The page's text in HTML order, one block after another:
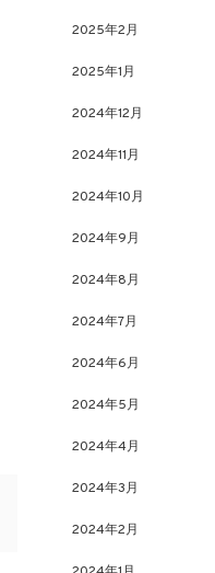
2025年2月
2025年1月
2024年12月
2024年11月
2024年10月
2024年9月
2024年8月
2024年7月
2024年6月
2024年5月
2024年4月
2024年3月
2024年2月